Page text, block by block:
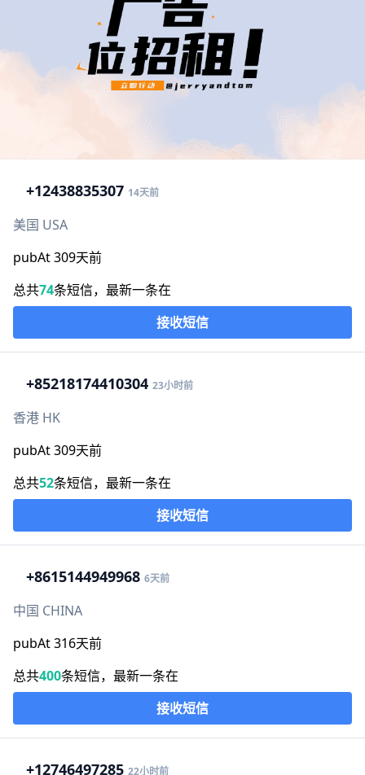
+12438835307 14天前
美国 USA
pubAt 309天前
总共74条短信，最新一条在
接收短信
+85218174410304 23小时前
香港 HK
pubAt 309天前
总共52条短信，最新一条在
接收短信
+8615144949968 6天前
中国 CHINA
pubAt 316天前
总共400条短信，最新一条在
接收短信
+12746497285 22小时前